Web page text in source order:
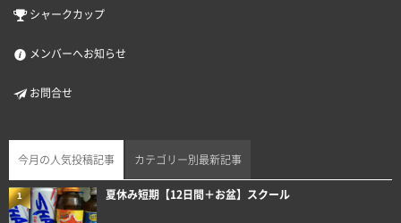
シャークカップ
メンバーへお知らせ
お問合せ
今月の人気投稿記事 カテゴリー別最新記事
夏休み短期【12日間＋お盆】スクール
1